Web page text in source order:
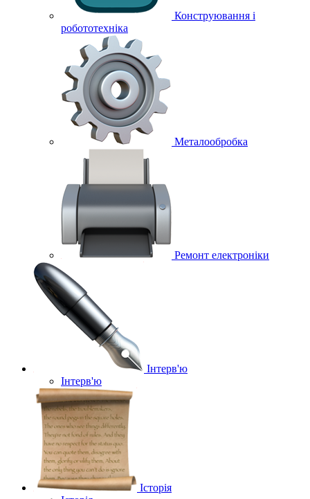
Конструювання і
робототехніка
Металообробка
Ремонт електроніки
Інтерв'ю
Інтерв'ю
Історія